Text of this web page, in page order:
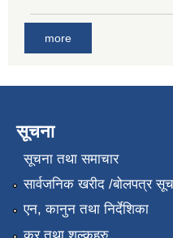
more
सूचना
सूचना तथा समाचार
सार्वजनिक खरीद /बोलपत्र
एन, कानुन तथा निर्देशिका